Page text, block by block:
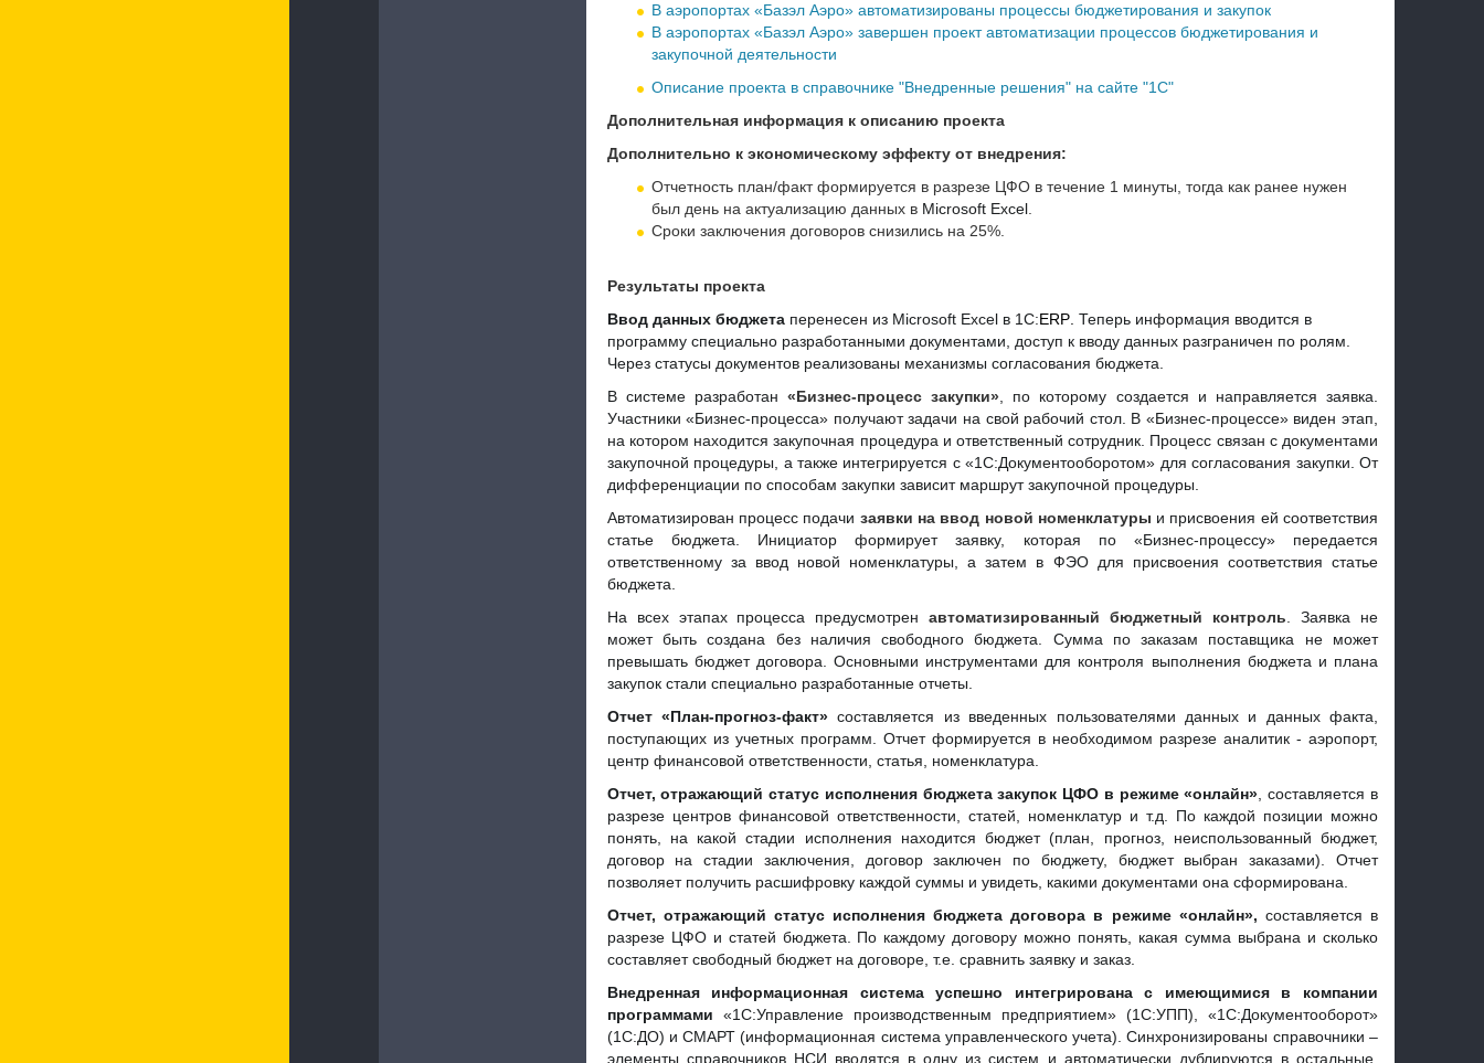
В аэропортах «Базэл Аэро» автоматизированы процессы бюджетирования и закупок
В аэропортах «Базэл Аэро» завершен проект автоматизации процессов бюджетирования и
закупочной деятельности
Описание проекта в справочнике "Внедренные решения" на сайте "1С"
Дополнительная информация к описанию проекта
Дополнительно к экономическому эффекту от внедрения:
Отчетность план/факт формируется в разрезе ЦФО в течение 1 минуты, тогда как ранее нужен
был день на актуализацию данных в Microsoft Excel.
Сроки заключения договоров снизились на 25%.
Результаты проекта
Ввод данных бюджетаперенесен из Microsoft Excel в 1С:ERP. Теперь информация вводится в
программу специально разработанными документами, доступ к вводу данных разграничен по ролям.
Через статусы документов реализованы механизмы согласования бюджета.
В системе разработан«Бизнес-процесс закупки» , по которому создается и направляется заявка.
Участники «Бизнес-процесса» получают задачи на свой рабочий стол. В «Бизнес-процессе» виден этап,
на котором находится закупочная процедура и ответственный сотрудник. Процесс связан с документами
закупочной процедуры, а также интегрируется с «1С:Документооборотом» для согласования закупки. От
дифференциации по способам закупки зависит маршрут закупочной процедуры.
Автоматизирован процесс подачи заявки на ввод новой номенклатуры и присвоения ей соответствия
статье бюджета. Инициатор формирует заявку, которая по «Бизнес-процессу» передается
ответственному за ввод новой номенклатуры, а затем в ФЭО для присвоения соответствия статье
бюджета.
На всех этапах процесса предусмотренавтоматизированный бюджетный контроль . Заявка не
может быть создана без наличия свободного бюджета. Сумма по заказам поставщика не может
превышать бюджет договора. Основными инструментами для контроля выполнения бюджета и плана
закупок стали специально разработанные отчеты.
Отчет «План-прогноз-факт» составляется из введенных пользователями данных и данных факта,
поступающих из учетных программ. Отчет формируется в необходимом разрезе аналитик - аэропорт,
центр финансовой ответственности, статья, номенклатура.
Отчет, отражающий статус исполнения бюджета закупок ЦФО в режиме «онлайн» , составляется в
разрезе центров финансовой ответственности, статей, номенклатур и т.д. По каждой позиции можно
понять, на какой стадии исполнения находится бюджет (план, прогноз, неиспользованный бюджет,
договор на стадии заключения, договор заключен по бюджету, бюджет выбран заказами). Отчет
позволяет получить расшифровку каждой суммы и увидеть, какими документами она сформирована.
Отчет, отражающий статус исполнения бюджета договора в режиме «онлайн», составляется в
разрезе ЦФО и статей бюджета. По каждому договору можно понять, какая сумма выбрана и сколько
составляет свободный бюджет на договоре, т.е. сравнить заявку и заказ.
Внедренная информационная система успешно интегрирована с имеющимися в компании
программами
«1С:Управление производственным предприятием» (1С:УПП), «1С:Документооборот»
(1С:ДО) и СМАРТ (информационная система управленческого учета). Синхронизированы справочники –
элементы справочников НСИ вводятся в одну из систем и автоматически дублируются в остальные.